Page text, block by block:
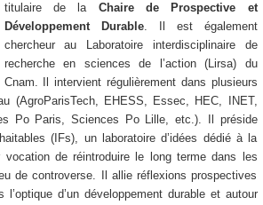
titulaire de la Chaire de Prospective et
Développement Durable. Il est également
chercheur au Laboratoire interdisciplinaire de
recherche en sciences de l’action (Lirsa) du
Cnam. Il intervient régulièrement dans plusieurs
(AgroParisTech, EHESS, Essec, HEC, INET,
Po Paris, Sciences Po Lille, etc.). Il préside
(IFs), un laboratoire d’idées dédié à la
vocation de réintroduire le long terme dans les
de controverse. Il allie réflexions prospectives
l’optique d’un développement durable et autour